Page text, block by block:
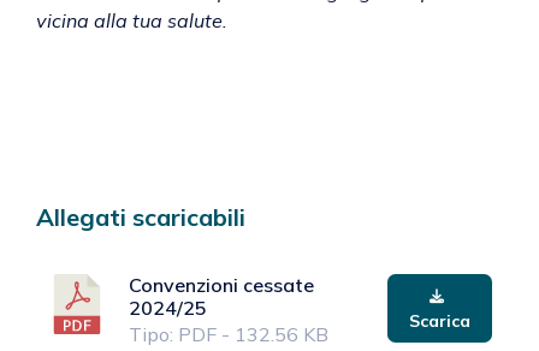
vicina alla tua salute.
Allegati scaricabili
Convenzioni cessate
2024/25
Tipo: PDF - 132.56 KB
Scarica